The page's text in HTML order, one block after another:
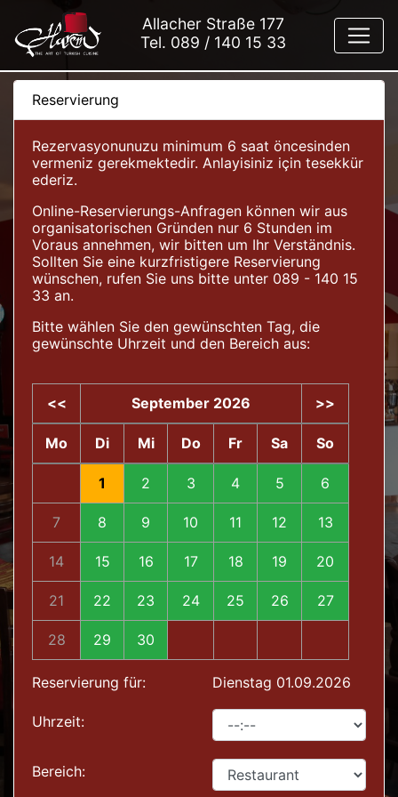
Allacher Straße 177
Tel. 089 / 140 15 33
Reservierung
Rezervasyonunuzu minimum 6 saat öncesinden
vermeniz gerekmektedir. Anlayisiniz için tesekkür
ederiz.
Online-Reservierungs-Anfragen können wir aus
organisatorischen Gründen nur 6 Stunden im
Voraus annehmen, wir bitten um Ihr Verständnis.
Sollten Sie eine kurzfristigere Reservierung
wünschen, rufen Sie uns bitte unter 089 - 140 15
33 an.
Bitte wählen Sie den gewünschten Tag, die
gewünschte Uhrzeit und den Bereich aus:
<< September 2026 >>
Mo Di Mi Do Fr Sa So
1 2 3 4 5 6
7 8 9 10 11 12 13
14 15 16 17 18 19 20
21 22 23 24 25 26 27
28 29 30
Reservierung für: Dienstag 01.09.2026
Uhrzeit:
Bereich: